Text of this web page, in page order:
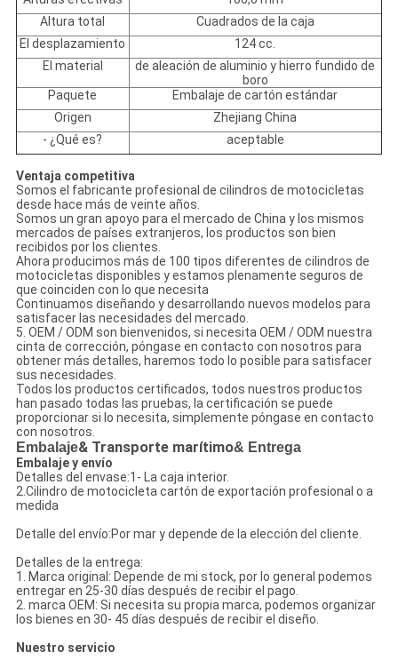
Altura total
Cuadrados de la caja
El desplazamiento
124 cc.
El material
de aleación de aluminio y hierro fundido de
boro
Paquete
Embalaje de cartón estándar
Origen
Zhejiang China
- ¿Qué es?
aceptable
Ventaja competitiva
Somos el fabricante profesional de cilindros de motocicletas
desde hace más de veinte años.
Somos un gran apoyo para el mercado de China y los mismos
mercados de países extranjeros, los productos son bien
recibidos por los clientes.
Ahora producimos más de 100 tipos diferentes de cilindros de
motocicletas disponibles y estamos plenamente seguros de
que coinciden con lo que necesita
Continuamos diseñando y desarrollando nuevos modelos para
satisfacer las necesidades del mercado.
5. OEM / ODM son bienvenidos, si necesita OEM / ODM nuestra
cinta de corrección, póngase en contacto con nosotros para
obtener más detalles, haremos todo lo posible para satisfacer
sus necesidades.
Todos los productos certificados, todos nuestros productos
han pasado todas las pruebas, la certificación se puede
proporcionar si lo necesita, simplemente póngase en contacto
con nosotros.
Embalaje& Transporte marítimo& Entrega
Embalaje y envío
Detalles del envase:1- La caja interior.
2.Cilindro de motocicleta cartón de exportación profesional o a
medida
Detalle del envío:Por mar y depende de la elección del cliente.
Detalles de la entrega:
1. Marca original: Depende de mi stock, por lo general podemos
entregar en 25-30 días después de recibir el pago.
2. marca OEM: Si necesita su propia marca, podemos organizar
los bienes en 30- 45 días después de recibir el diseño.
Nuestro servicio